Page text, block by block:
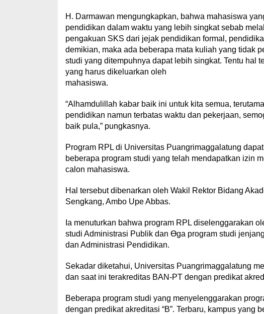
H. Darmawan mengungkapkan, bahwa mahasiswa
pendidikan dalam waktu yang lebih singkat sebab
pengakuan SKS dari jejak pendidikan formal,
demikian, maka ada beberapa mata kuliah yang tidak
studi yang ditempuhnya dapat lebih singkat. Tentu hal
yang harus dikeluarkan oleh
mahasiswa.
“Alhamdulillah kabar baik ini untuk kita semua,
pendidikan namun terbatas waktu dan pekerjaan,
baik pula,” pungkasnya.
Program RPL di Universitas Puangrimaggalatung
beberapa program studi yang telah mendapatkan izin
calon mahasiswa.
Hal tersebut dibenarkan oleh Wakil Rektor Bidang
Sengkang, Ambo Upe Abbas.
Ia menuturkan bahwa program RPL diselenggarakan
studi Administrasi Publik dan Ɵga program studi
dan Administrasi Pendidikan.
Sekadar diketahui, Universitas Puangrimaggalatung
dan saat ini terakreditas BAN-PT dengan predikat
Beberapa program studi yang menyelenggarakan
dengan predikat akreditasi “B”. Terbaru, kampus yang